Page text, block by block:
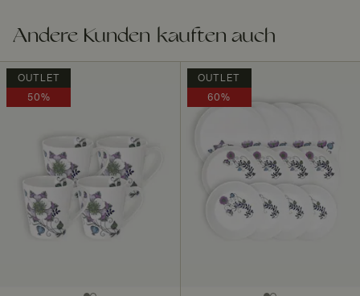
Andere Kunden kauften auch
OUTLET
50%
OUTLET
60%